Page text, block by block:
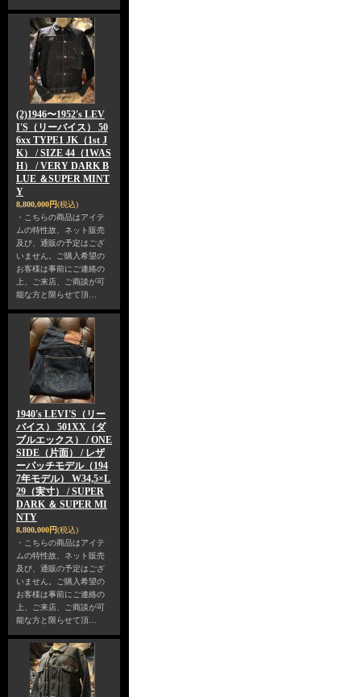
(2)1946〜1952's LEV
I'S（リーバイス） 50
6xx TYPE1 JK（1st J
K） / SIZE 44（1WAS
H） / VERY DARK B
LUE ＆SUPER MINT
Y
8,800,000円(税込)
・こちらの商品はアイテ
ムの特性故、ネット販売
及び、通販の予定はござ
いません。ご購入希望の
お客様は事前にご連絡の
上、ご来店、ご商談が可
能な方と限らせて頂…
1940's LEVI'S（リー
バイス） 501XX（ダ
ブルエックス） / ONE
SIDE（片面） / レザ
ーパッチモデル（194
7年モデル） W34,5×L
29（実寸） / SUPER
DARK ＆ SUPER MI
NTY
8,800,000円(税込)
・こちらの商品はアイテ
ムの特性故、ネット販売
及び、通販の予定はござ
いません。ご購入希望の
お客様は事前にご連絡の
上、ご来店、ご商談が可
能な方と限らせて頂…